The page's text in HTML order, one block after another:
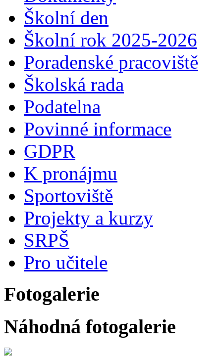
Školní den
Školní rok 2025-2026
Poradenské pracoviště
Školská rada
Podatelna
Povinné informace
GDPR
K pronájmu
Sportoviště
Projekty a kurzy
SRPŠ
Pro učitele
Fotogalerie
Náhodná fotogalerie